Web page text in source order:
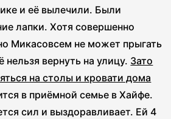
и её вылечили. Были
лапки. Хотя совершенно
Микасовсем не может прыгать
нельзя вернуть на улицу. Зато
на столы и кровати дома
в приёмной семье в Хайфе.
сил и выздоравливает. Ей 4